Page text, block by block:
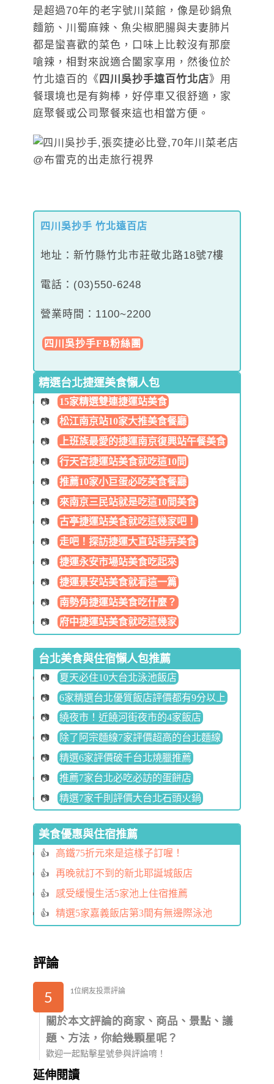
是超過70年的老字號川菜館，像是砂鍋魚
麵筋、川蜀麻辣、魚尖椒肥腸與夫妻肺片
都是蠻喜歡的菜色，口味上比較沒有那麼
嗆辣，相對來說適合闔家享用，然後位於
竹北遠百的《 四川吳抄手遠百竹北店》用
餐環境也是有夠棒，好停車又很舒適，家
庭聚餐或公司聚餐來這也相當方便。
四川吳抄手 竹北遠百店
地址：新竹縣竹北市莊敬北路18號7樓
電話：(03)550-6248
營業時間：1100~2200
四川吳抄手FB粉絲團
精選台北捷運美食懶人包
15家精選雙連捷運站美食
松江南京站10家大推美食餐廳
上班族最愛的捷運南京復興站午餐美食
行天宮捷運站美食就吃這10間
推薦10家小巨蛋必吃美食餐廳
來南京三民站就是吃這10間美食
古亭捷運站美食就吃這幾家吧！
走吧！探訪捷運大直站巷弄美食
捷運永安市場站美食吃起來
捷運景安站美食就看這一篇
南勢角捷運站美食吃什麼？
府中捷運站美食就吃這幾家
台北美食與住宿懶人包推薦
夏天必住10大台北泳池飯店
6家精選台北優質飯店評價都有9分以上
繞夜市！近饒河街夜市的4家飯店
除了阿宗麵線7家評價超高的台北麵線
精選6家評價破千台北燒臘推薦
推薦7家台北必吃必訪的蛋餅店
精選7家千則評價大台北石頭火鍋
美食優惠與住宿推薦
高鐵75折元來是這樣子訂喔！
再晚就訂不到的新北耶誕城飯店
感受緩慢生活5家池上住宿推薦
精選5家嘉義飯店第3間有無邊際泳池
評論
5 1位網友投票評論
關於本文評論的商家、商品、景點、議
題、方法，你給幾顆星呢？
歡迎一起點擊星號參與評論唷！
延伸閱讀